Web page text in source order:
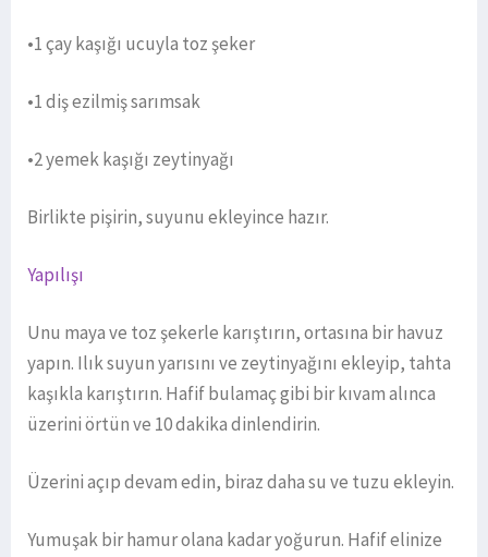
•1 çay kaşığı ucuyla toz şeker
•1 diş ezilmiş sarımsak
•2 yemek kaşığı zeytinyağı
Birlikte pişirin, suyunu ekleyince hazır.
Yapılışı
Unu maya ve toz şekerle karıştırın, ortasına bir havuz
yapın. Ilık suyun yarısını ve zeytinyağını ekleyip, tahta
kaşıkla karıştırın. Hafif bulamaç gibi bir kıvam alınca
üzerini örtün ve 10 dakika dinlendirin.
Üzerini açıp devam edin, biraz daha su ve tuzu ekleyin.
Yumuşak bir hamur olana kadar yoğurun. Hafif elinize